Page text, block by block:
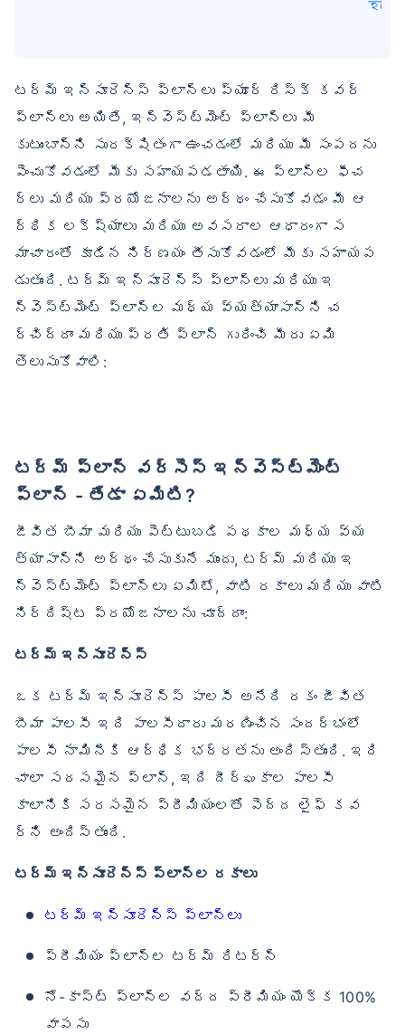
হবে
టర్మ్ ఇన్సూరెన్స్ ప్లాన్‌లు ప్యూర్ రిస్క్ కవర్
ప్లాన్‌లు అయితే, ఇన్వెస్ట్‌మెంట్ ప్లాన్‌లు మీ
కుటుంబాన్ని సురక్షితంగా ఉంచడంలో మరియు మీ సంపదను
పెంచుకోవడంలో మీకు సహాయపడతాయి. ఈ ప్లాన్‌ల ఫీచ
ర్లు మరియు ప్రయోజనాలను అర్థం చేసుకోవడం మీ ఆ
ర్థిక లక్ష్యాలు మరియు అవసరాల ఆధారంగా స
మాచారంతో కూడిన నిర్ణయం తీసుకోవడంలో మీకు సహాయప
డుతుంది. టర్మ్ ఇన్సూరెన్స్ ప్లాన్‌లు మరియు ఇ
న్వెస్ట్‌మెంట్ ప్లాన్‌ల మధ్య వ్యత్యాసాన్ని చ
ర్చిద్దాం మరియు ప్రతి ప్లాన్ గురించి మీరు ఏమి
తెలుసుకోవాలి:
టర్మ్ ప్లాన్ వర్సెస్ ఇన్వెస్ట్‌మెంట్
ప్లాన్ - తేడా ఏమిటి?
జీవిత బీమా మరియు పెట్టుబడి పథకాల మధ్య వ్య
త్యాసాన్ని అర్థం చేసుకునే ముందు, టర్మ్ మరియు ఇ
న్వెస్ట్‌మెంట్ ప్లాన్‌లు ఏమిటో, వాటి రకాలు మరియు వాటి
నిర్దిష్ట ప్రయోజనాలను చూద్దాం:
టర్మ్ ఇన్సూరెన్స్
ఒక టర్మ్ ఇన్సూరెన్స్ పాలసీ అనేది రకం జీవిత
బీమా పాలసీ ఇది పాలసీదారు మరణించిన సందర్భంలో
పాలసీ నామినీకి ఆర్థిక భద్రతను అందిస్తుంది. ఇది
చాలా సరసమైన ప్లాన్, ఇది దీర్ఘకాల పాలసీ
కాలానికి సరసమైన ప్రీమియంలతో పెద్ద లైఫ్ కవ
ర్‌ని అందిస్తుంది.
టర్మ్ ఇన్సూరెన్స్ ప్లాన్‌ల రకాలు
టర్మ్ ఇన్సూరెన్స్ ప్లాన్‌లు
ప్రీమియం ప్లాన్‌ల టర్మ్ రిటర్న్
నో-కాస్ట్ ప్లాన్‌ల వద్ద ప్రీమియం యొక్క 100%
వాపసు